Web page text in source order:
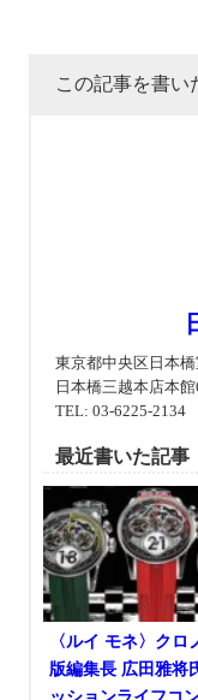
この記事を書い
東京都中央区日本橋
日本橋三越本店本
TEL: 03-6225-2134
最近書いた記事
〈ルイ モネ〉クロ
版編集長 広田雅将
ッションライフコ